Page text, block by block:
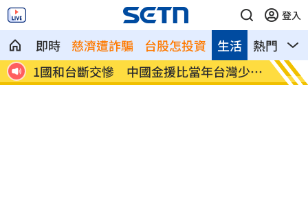
登入
即時 慈濟遭詐騙 台股怎投資 熱門 影
生活
當年台灣少
鐵道嘉年華1日站長體驗 竟出現五星